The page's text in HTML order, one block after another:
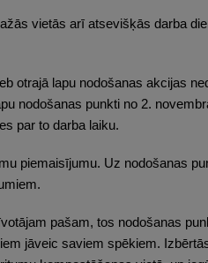
vietās arī atsevišķās darba
otrajā lapu nodošanas akcijas
nodošanas punkti no 2.
par to darba laiku.
piemaisījumu. Uz nodošanas
pašam, tos nodošanas
jāveic saviem spēkiem.